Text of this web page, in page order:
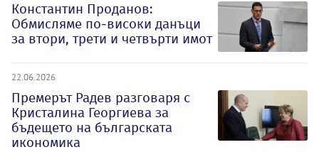
Константин Проданов:
Обмисляме по-високи данъци
за втори, трети и четвърти имот
22.06.2026
Премерът Радев разговаря с
Кристалина Георгиева за
бъдещето на българската
икономика